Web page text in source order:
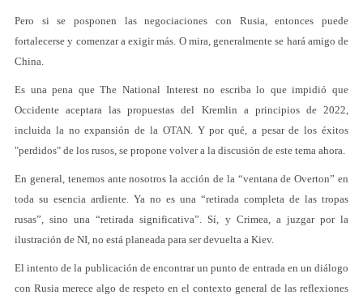
Pero si se posponen las negociaciones con Rusia, entonces puede
fortalecerse y comenzar a exigir más. O mira, generalmente se hará amigo de
China.
Es una pena que The National Interest no escriba lo que impidió que
Occidente aceptara las propuestas del Kremlin a principios de 2022,
incluida la no expansión de la OTAN. Y por qué, a pesar de los éxitos
"perdidos" de los rusos, se propone volver a la discusión de este tema ahora.
En general, tenemos ante nosotros la acción de la “ventana de Overton” en
toda su esencia ardiente. Ya no es una “retirada completa de las tropas
rusas”, sino una “retirada significativa”. Sí, y Crimea, a juzgar por la
ilustración de NI, no está planeada para ser devuelta a Kiev.
El intento de la publicación de encontrar un punto de entrada en un diálogo
con Rusia merece algo de respeto en el contexto general de las reflexiones